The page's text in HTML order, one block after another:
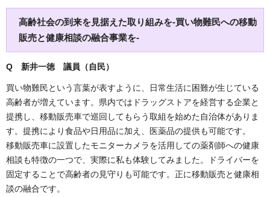
高齢社会の到来を見据えた取り組みを-買い物難民への移動
販売と健康相談の融合事業を-
Q 新井一徳 議員（自民）
買い物難民という言葉が表すように、日常生活に困難が生じている
高齢者が増えています。県内ではドラッグストアを経営する企業と
提携し、移動販売車で巡回してもらう取組を始めた自治体がありま
す。提携により食品や日用品に加え、医薬品の提供も可能です。
移動販売車に設置したモニターカメラを活用しての薬剤師への健康
相談も特徴の一つで、実際に私も体験してみました。ドライバーを
固定することで高齢者の見守りも可能です。正に移動販売と健康相
談の融合です。